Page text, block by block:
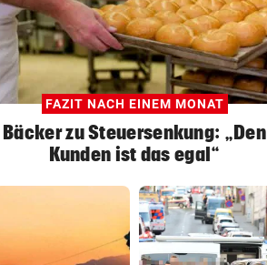
FAZIT NACH EINEM MONAT
Bäcker zu Steuersenkung: „Den
Kunden ist das egal“